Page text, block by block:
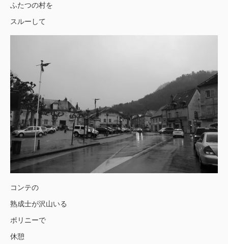
ふたつの村を
スルーして
コンテの
熟成士が沢山いる
ポリニーで
休憩